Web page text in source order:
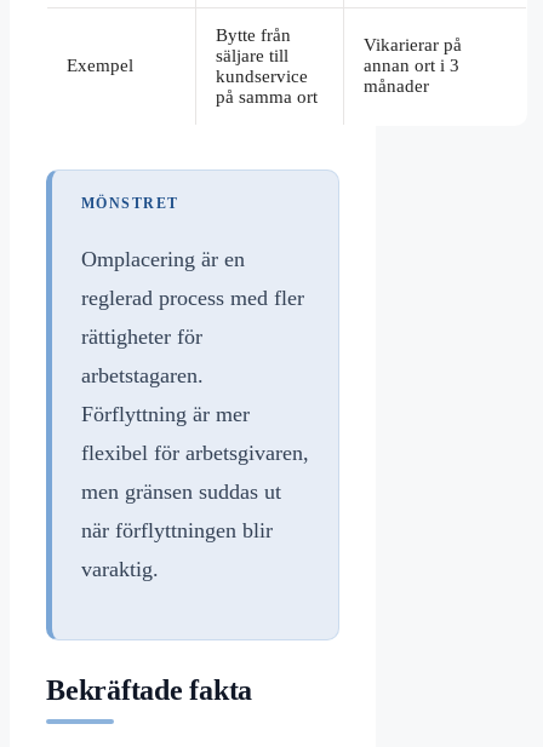
Exempel
Bytte från
säljare till
kundservice
på samma ort
Vikarierar på
annan ort i 3
månader
MÖNSTRET
Omplacering är en
reglerad process med fler
rättigheter för
arbetstagaren.
Förflyttning är mer
flexibel för arbetsgivaren,
men gränsen suddas ut
när förflyttningen blir
varaktig.
Bekräftade fakta